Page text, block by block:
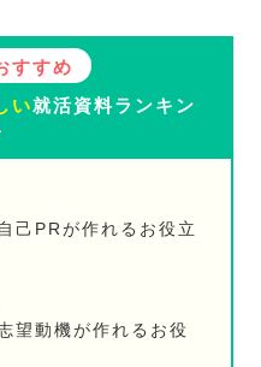
すすめ
い就活資料ランキン
己PRが作れるお役立
望動機が作れるお役